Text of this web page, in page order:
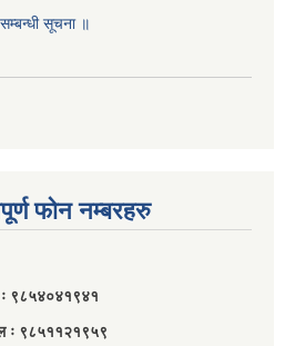
सूचना ॥
फोन नम्बरहरु
ः ९८५४०४१९४१
ः ९८५११२१९५९